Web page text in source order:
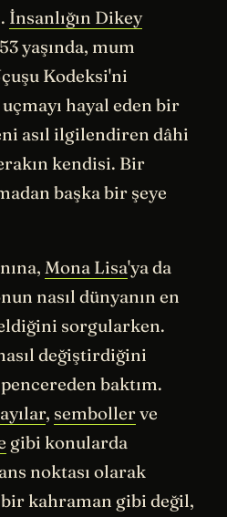
İnsanlığın Dikey
yaşında, mum
Kodeksi'ni
hayal eden bir
asıl ilgilendiren dâhi
kendisi. Bir
başka bir şeye
Mona Lisa'ya da
nasıl dünyanın en
sorgularken.
değiştirdiğini
baktım.
, sembollerve
gibi konularda
noktası olarak
kahraman gibi değil,